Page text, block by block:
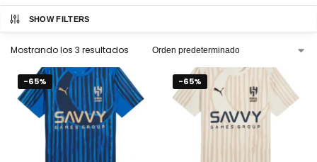
SHOW FILTERS
Mostrando los 3 resultados
-65% -65%